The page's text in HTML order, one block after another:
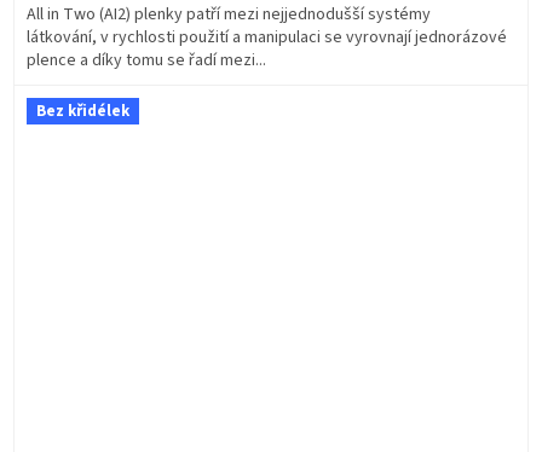
All in Two (AI2) plenky patří mezi nejjednodušší systémy
látkování, v rychlosti použití a manipulaci se vyrovnají jednorázové
plence a díky tomu se řadí mezi...
Bez křidélek